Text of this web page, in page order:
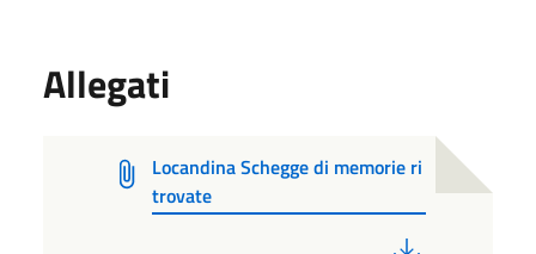
Allegati
Locandina Schegge di memorie ri
trovate